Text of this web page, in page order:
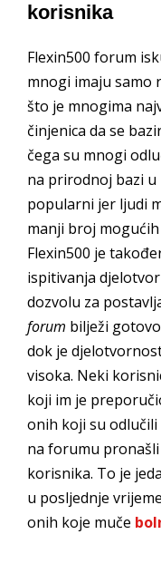
korisnika
Flexin500 forum
mnogi imaju samo
što je mnogima
činjenica da se
čega su mnogi
na prirodnoj bazi
popularni jer ljudi
manji broj
Flexin500 je
ispitivanja
dozvolu za
forum bilježi
dok je
visoka. Neki
koji im je
onih koji su
na forumu
korisnika. To je
u posljednje
onih koje muče